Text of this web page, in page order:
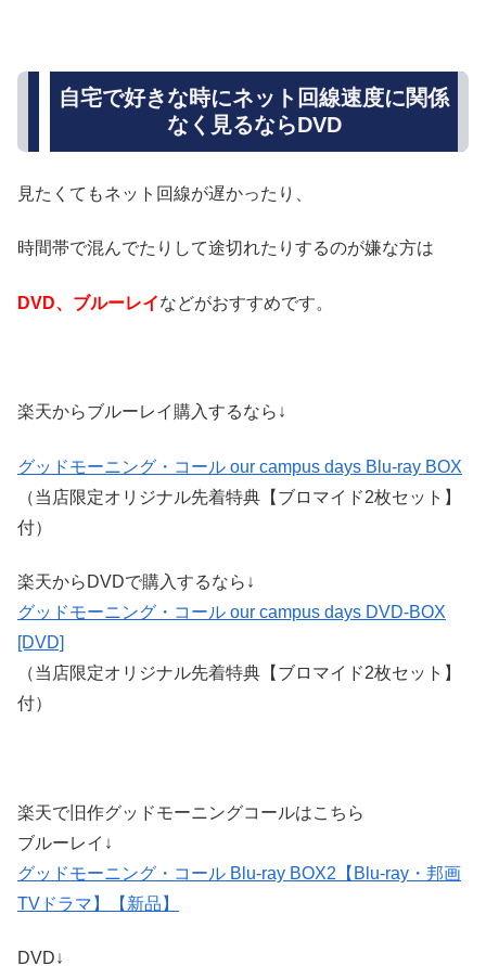
自宅で好きな時にネット回線速度に関係
なく見るならDVD
見たくてもネット回線が遅かったり、
時間帯で混んでたりして途切れたりするのが嫌な方は
DVD、ブルーレイなどがおすすめです。
楽天からブルーレイ購入するなら↓
グッドモーニング・コール our campus days Blu-ray BOX
（当店限定オリジナル先着特典【ブロマイド2枚セット】
付）
楽天からDVDで購入するなら↓
グッドモーニング・コール our campus days DVD-BOX
[DVD]
（当店限定オリジナル先着特典【ブロマイド2枚セット】
付）
楽天で旧作グッドモーニングコールはこちら
ブルーレイ↓
グッドモーニング・コール Blu-ray BOX2【Blu-ray・邦画
TVドラマ】【新品】
DVD↓